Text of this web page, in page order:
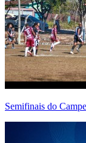
Semifinais do